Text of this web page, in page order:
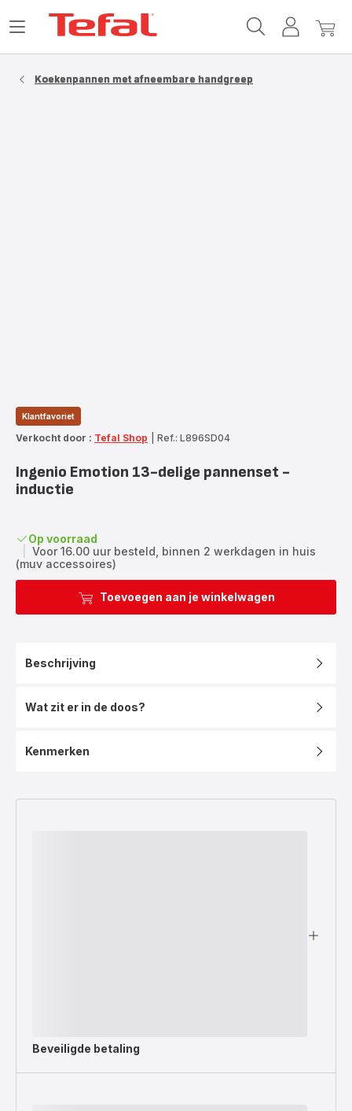
MijnMijn
Open
Koekenpannen met afneembare handgreep
Klantfavoriet
Verkocht door : Tefal Shop Ref.: L896SD04
Ingenio Emotion 13-delige pannenset -
inductie
Op voorraad
Voor 16.00 uur besteld, binnen 2 werkdagen in huis
(muv accessoires)
Toevoegen aan je winkelwagen
Beschrijving
Wat zit er in de doos?
Kenmerken
Beveiligde betaling